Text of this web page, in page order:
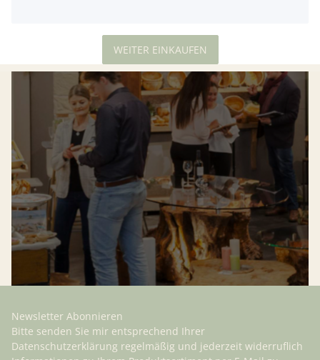
WEITER EINKAUFEN
Newsletter Abonnieren
Bitte senden Sie mir entsprechend Ihrer
Datenschutzerklärung regelmäßig und jederzeit widerruflich